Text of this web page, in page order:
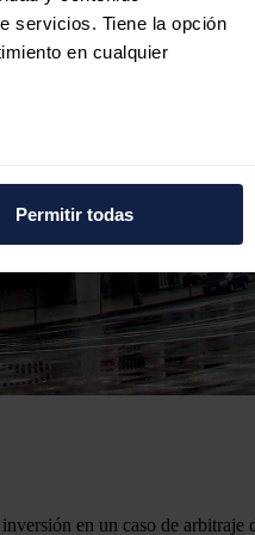
servicios. Tiene la opción
en cualquier
de redes sociales
nuestros partners de
les haya proporcionado o
Permitir todas
en un caso de